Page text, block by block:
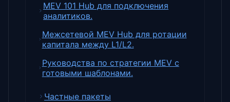
MEV 101 Hub для подключения
аналитиков.
Межсетевой MEV Hub для ротации
капитала между L1/L2.
Руководства по стратегии MEV с
готовыми шаблонами.
Частные пакеты